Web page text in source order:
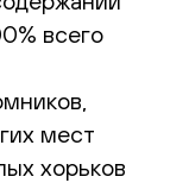
всего
мест
хорьков